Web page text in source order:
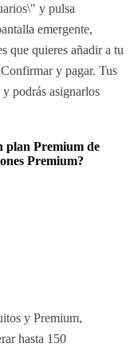
y pulsa
emergente,
que quieres añadir a tu
y pagar. Tus
podrás asignarlos
plan Premium de
Premium?
y Premium,
hasta 150